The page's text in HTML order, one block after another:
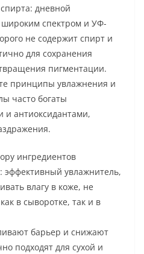
дневной
спектром и УФ-
не содержит спирт и
для сохранения
пигментации.
принципы увлажнения и
часто богаты
и антиоксидантами,
ингредиентов
эффективный увлажнитель,
влагу в коже, не
в сыворотке, так и в
барьер и снижают
подходят для сухой и